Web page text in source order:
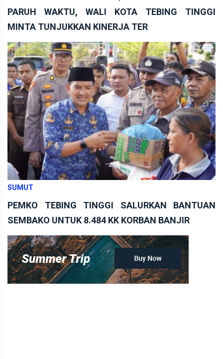
PARUH WAKTU, WALI KOTA TEBING TINGGI
MINTA TUNJUKKAN KINERJA TER
SUMUT
PEMKO TEBING TINGGI SALURKAN BANTUAN
SEMBAKO UNTUK 8.484 KK KORBAN BANJIR